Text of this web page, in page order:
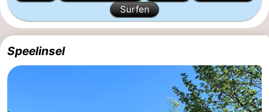
Ferienhäuser
De
-
Surfen
Speelinsel